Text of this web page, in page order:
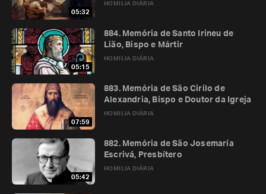
05:32
HOMILIA DIÁRIA
05:15
HOMILIA DIÁRIA
884. Memória de Santo Irineu de
Lião, Bispo e Mártir
07:59
HOMILIA DIÁRIA
883. Memória de São Cirilo de
Alexandria, Bispo e Doutor da Igreja
05:42
HOMILIA DIÁRIA
882. Memória de São Josemaría
Escrivá, Presbítero